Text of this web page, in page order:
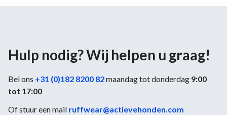
Hulp nodig? Wij helpen u graag!
Bel ons +31 (0)182 8200 82maandag tot donderdag 9:00
tot 17:00
Of stuur een mail ruffwear@actievehonden.com